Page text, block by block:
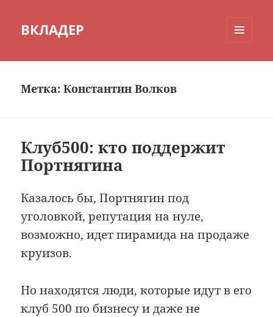
ВКЛАДЕР
Метка:Константин Волков
Клуб500: кто поддержит
Портнягина
Казалось бы, Портнягин под
уголовкой, репутация на нуле,
возможно, идет пирамида на продаже
круизов.
Но находятся люди, которые идут в его
клуб 500 по бизнесу и даже не